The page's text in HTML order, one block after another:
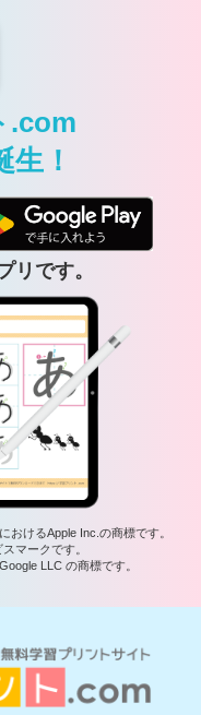
.com
！
リです。
おけるApple Inc.の商標です。
マークです。
LLC の商標です。